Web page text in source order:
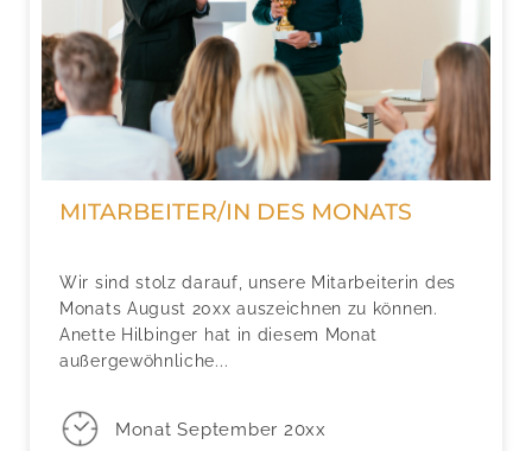
MITARBEITER/IN DES MONATS
Wir sind stolz darauf, unsere Mitarbeiterin des
Monats August 20xx auszeichnen zu können.
Anette Hilbinger hat in diesem Monat
außergewöhnliche...
Monat September 20xx